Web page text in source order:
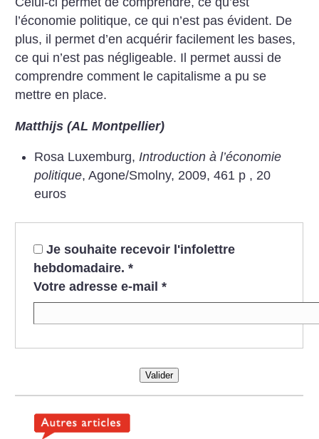
l’économie politique, ce qui n’est pas évident. De
plus, il permet d’en acquérir facilement les bases,
ce qui n’est pas négligeable. Il permet aussi de
comprendre comment le capitalisme a pu se
mettre en place.
Matthijs (AL Montpellier)
Rosa Luxemburg, Introduction à l’économie
politique, Agone/Smolny, 2009, 461 p , 20
euros
Je souhaite recevoir l'infolettre
hebdomadaire. *
Votre adresse e-mail *
Valider